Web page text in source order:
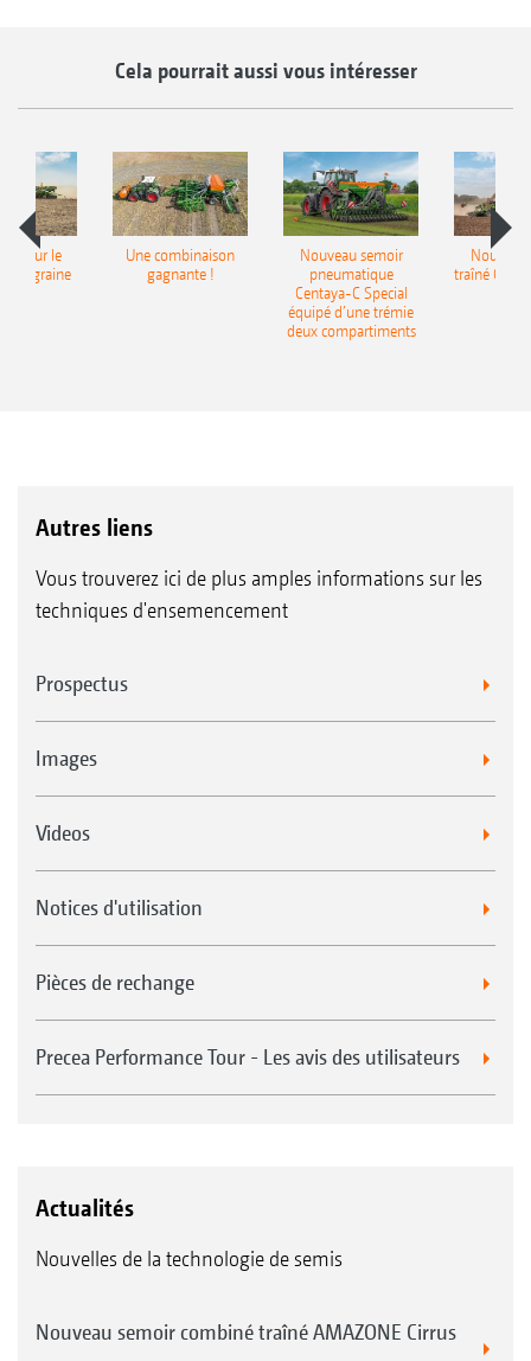
Cela pourrait aussi vous intéresser
pour le
Une combinaison
gagnante !
Nouveau semoir
pneumatique
Centaya-C Special
équipé d’une trémie
deux compartiments
traîné
Autres liens
Vous trouverez ici de plus amples informations sur les
techniques d'ensemencement
Prospectus
Images
Videos
Notices d'utilisation
Pièces de rechange
Precea Performance Tour - Les avis des utilisateurs
Actualités
Nouvelles de la technologie de semis
Nouveau semoir combiné traîné AMAZONE Cirrus